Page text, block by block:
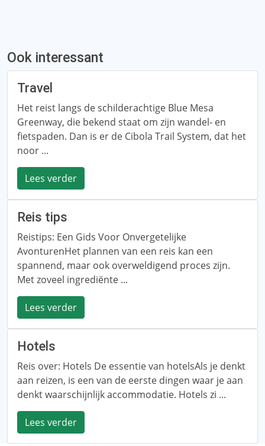
Ook interessant
Travel
Het reist langs de schilderachtige Blue Mesa
Greenway, die bekend staat om zijn wandel- en
fietspaden. Dan is er de Cibola Trail System, dat het
noor ...
Lees verder
Reis tips
Reistips: Een Gids Voor Onvergetelijke
AvonturenHet plannen van een reis kan een
spannend, maar ook overweldigend proces zijn.
Met zoveel ingrediënte ...
Lees verder
Hotels
Reis over: Hotels De essentie van hotelsAls je denkt
aan reizen, is een van de eerste dingen waar je aan
denkt waarschijnlijk accommodatie. Hotels zi ...
Lees verder